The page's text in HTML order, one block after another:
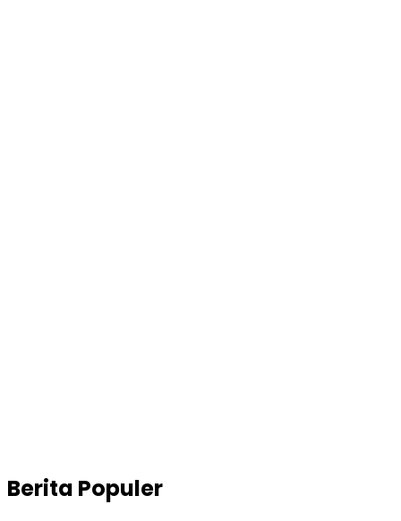
Berita Populer